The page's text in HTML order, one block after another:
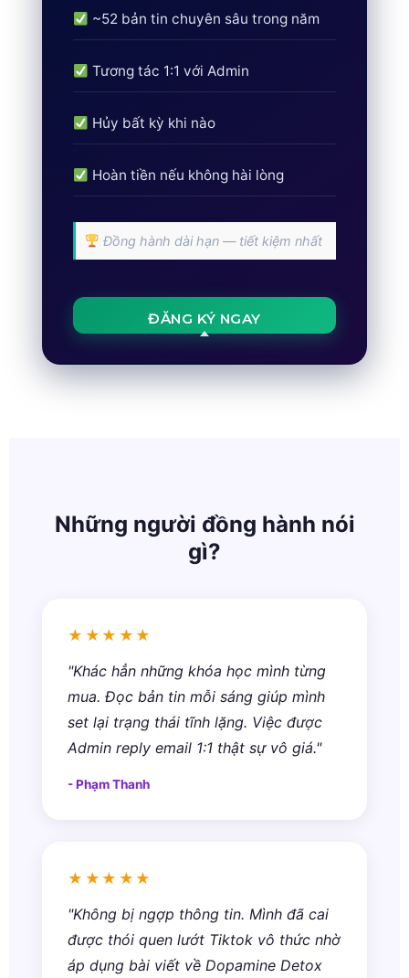
~52 bản tin chuyên sâu trong năm
Tương tác 1:1 với Admin
Hủy bất kỳ khi nào
Hoàn tiền nếu không hài lòng
Đồng hành dài hạn — tiết kiệm nhất
ĐĂNG KÝ NGAY
Những người đồng hành nói
gì?
★★★★★
"Khác hẳn những khóa học mình từng
mua. Đọc bản tin mỗi sáng giúp mình
set lại trạng thái tĩnh lặng. Việc được
Admin reply email 1:1 thật sự vô giá."
- Phạm Thanh
★★★★★
"Không bị ngợp thông tin. Mình đã cai
được thói quen lướt Tiktok vô thức nhờ
áp dụng bài viết về Dopamine Detox